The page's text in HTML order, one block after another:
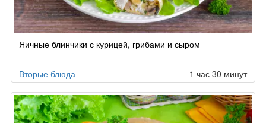
Яичные блинчики с курицей, грибами и сыром
Вторые блюда 1 час 30 минут